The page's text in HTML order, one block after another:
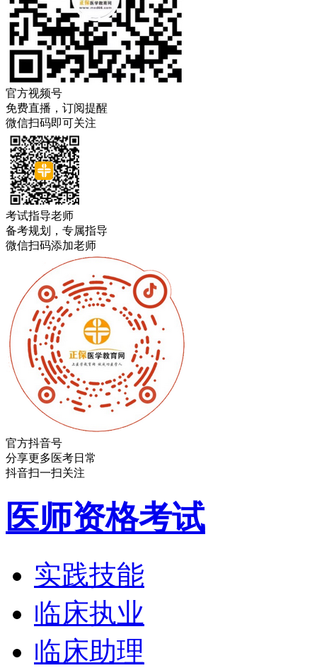
官方视频号
免费直播，订阅提醒
微信扫码即可关注
考试指导老师
备考规划，专属指导
微信扫码添加老师
官方抖音号
分享更多医考日常
抖音扫一扫关注
医师资格考试
实践技能
临床执业
临床助理